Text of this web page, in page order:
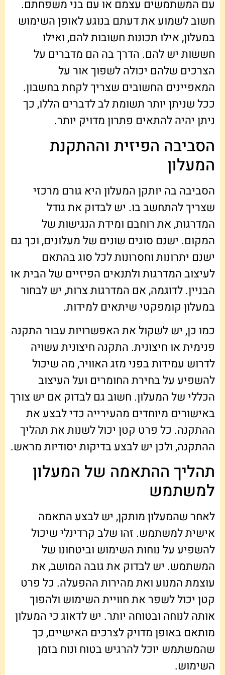
עם המשתמשים עצמם או עם בני משפחתם.
חשוב לשמוע את דעתם בנוגע לאופן השימוש
במעלון, אילו תכונות חשובות להם, ואילו
חששות יש להם. הדרך בה הם מדברים על
הצרכים שלהם יכולה לשפוך אור על
המאפיינים החשובים שצריך לקחת בחשבון.
ככל שניתן יותר תשומת לב לדברים הללו, כך
ניתן יהיה להתאים פתרון מדויק יותר.
הסביבה הפיזית וההתקנת
המעלון
הסביבה בה יותקן המעלון היא גורם מרכזי
שצריך להתחשב בו. יש לבדוק את גודל
המדרגות, את רוחבם ומידת הנגישות של
המקום. ישנם סוגים שונים של מעלונים, וכך גם
ישנם יתרונות וחסרונות לכל סוג בהתאם
לעיצוב המדרגות ולתנאים הפיזיים של הבית או
הבניין. לדוגמה, אם המדרגות צרות, יש לבחור
במעלון קומפקטי שיתאים למידות.
כמו כן, יש לשקול את האפשרויות עבור התקנה
פנימית או חיצונית. התקנה חיצונית עשויה
לדרוש עמידות בפני מזג האוויר, מה שיכול
להשפיע על בחירת החומרים ועל העיצוב
הכללי של המעלון. חשוב גם לבדוק אם יש צורך
באישורים מיוחדים מהעירייה כדי לבצע את
ההתקנה. כל פרט קטן יכול לשנות את תהליך
ההתקנה, ולכן יש לבצע בדיקות יסודיות מראש.
תהליך ההתאמה של המעלון
למשתמש
לאחר שהמעלון מותקן, יש לבצע התאמה
אישית למשתמש. זהו שלב קרדינלי שיכול
להשפיע על נוחות השימוש וביטחונו של
המשתמש. יש לבדוק את גובה המושב, את
עוצמת המנוע ואת מהירות ההפעלה. כל פרט
קטן יכול לשפר את חוויית השימוש ולהפוך
אותה לנוחה ובטוחה יותר. יש לדאוג כי המעלון
מותאם באופן מדויק לצרכים האישיים, כך
שהמשתמש יוכל להרגיש בטוח ונוח בזמן
השימוש.